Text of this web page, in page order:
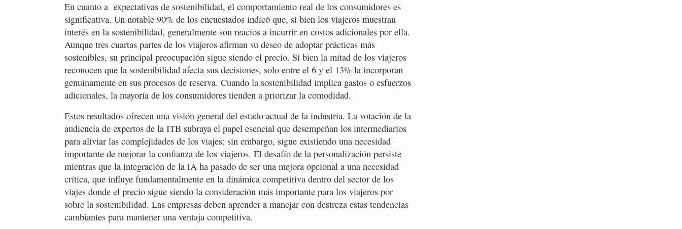
En cuanto a expectativas de sostenibilidad, el comportamiento real de los consumidores es
significativa. Un notable 90% de los encuestados indicó que, si bien los viajeros muestran
interés en la sostenibilidad, generalmente son reacios a incurrir en costos adicionales por ella.
Aunque tres cuartas partes de los viajeros afirman su deseo de adoptar prácticas más
sostenibles, su principal preocupación sigue siendo el precio. Si bien la mitad de los viajeros
reconocen que la sostenibilidad afecta sus decisiones, solo entre el 6 y el 13% la incorporan
genuinamente en sus procesos de reserva. Cuando la sostenibilidad implica gastos o esfuerzos
adicionales, la mayoría de los consumidores tienden a priorizar la comodidad.
Estos resultados ofrecen una visión general del estado actual de la industria. La votación de la
audiencia de expertos de la ITB subraya el papel esencial que desempeñan los intermediarios
para aliviar las complejidades de los viajes; sin embargo, sigue existiendo una necesidad
importante de mejorar la confianza de los viajeros. El desafío de la personalización persiste
mientras que la integración de la IA ha pasado de ser una mejora opcional a una necesidad
crítica, que influye fundamentalmente en la dinámica competitiva dentro del sector de los
viajes donde el precio sigue siendo la consideración más importante para los viajeros por
sobre la sostenibilidad. Las empresas deben aprender a manejar con destreza estas tendencias
cambiantes para mantener una ventaja competitiva.